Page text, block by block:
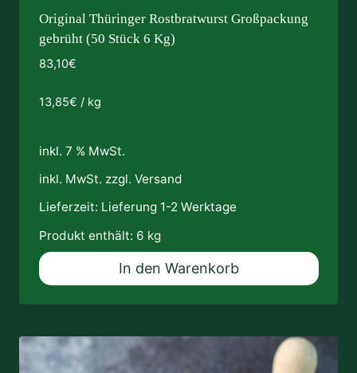
Original Thüringer Rostbratwurst Großpackung
gebrüht (50 Stück 6 Kg)
83,10€
13,85€ / kg
inkl. 7 % MwSt.
inkl. MwSt. zzgl. Versand
Lieferzeit: Lieferung 1-2 Werktage
Produkt enthält: 6 kg
In den Warenkorb